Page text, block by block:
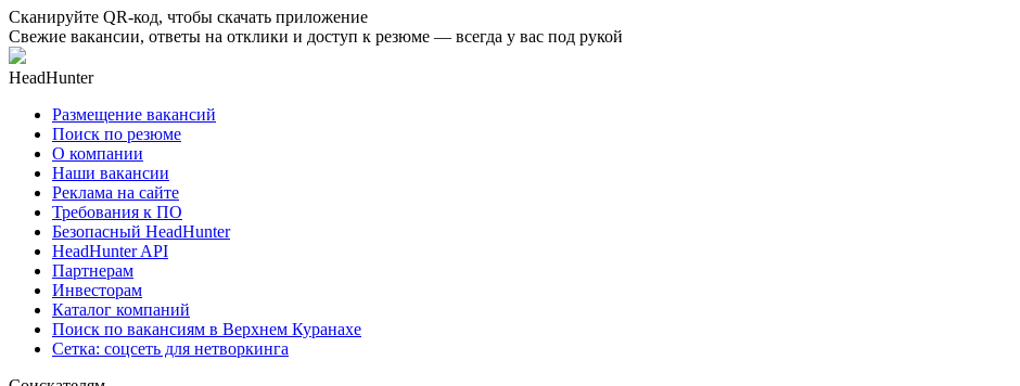
Сканируйте QR-код, чтобы скачать приложение
Свежие вакансии, ответы на отклики и доступ к резюме — всегда у вас под рукой
HeadHunter
Размещение вакансий
Поиск по резюме
О компании
Наши вакансии
Реклама на сайте
Требования к ПО
Безопасный HeadHunter
HeadHunter API
Партнерам
Инвесторам
Каталог компаний
Поиск по вакансиям в Верхнем Куранахе
Сетка: соцсеть для нетворкинга